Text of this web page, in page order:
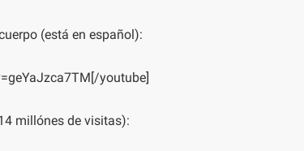
(está en español):
youtube]
millónes de visitas):